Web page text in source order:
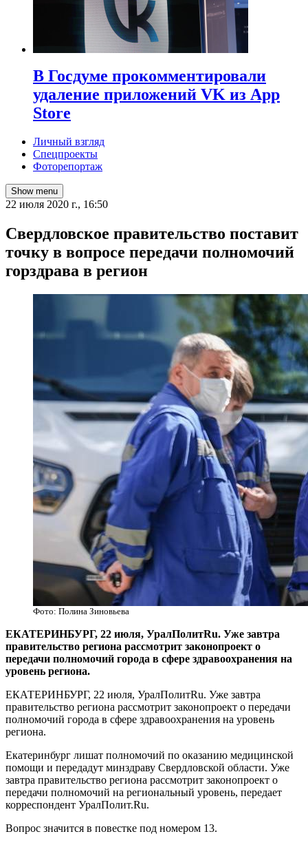
В Госдуме прокомментировали
удаление приложений VK из App
Store
Личный взгляд
Спецпроекты
Фоторепортаж
Show menu
22 июля 2020 г., 16:50
Свердловское правительство поставит
точку в вопросе передачи полномочий
горздрава в регион
Фото: Полина Зиновьева
ЕКАТЕРИНБУРГ, 22 июля, УралПолитRu. Уже завтра
правительство региона рассмотрит законопроект о
передачи полномочий города в сфере здравоохранения на
уровень региона.
ЕКАТЕРИНБУРГ, 22 июля, УралПолитRu. Уже завтра
правительство региона рассмотрит законопроект о передачи
полномочий города в сфере здравоохранения на уровень
региона.
Екатеринбург лишат полномочий по оказанию медицинской
помощи и передадут минздраву Свердловской области. Уже
завтра правительство региона рассмотрит законопроект о
передачи полномочий на региональный уровень, передает
корреспондент УралПолит.Ru.
Вопрос значится в повестке под номером 13.